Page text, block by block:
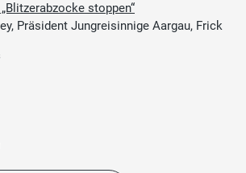
stoppen“
Präsident Jungreisinnige Aargau, Frick